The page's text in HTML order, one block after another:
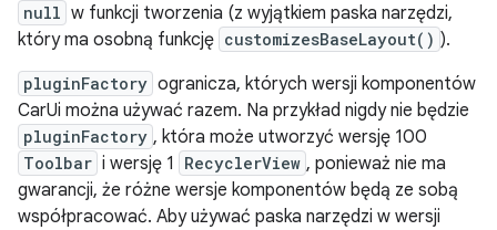
null w funkcji tworzenia (z wyjątkiem paska narzędzi,
który ma osobną funkcję customizesBaseLayout() ).
pluginFactory ogranicza, których wersji komponentów
CarUi można używać razem. Na przykład nigdy nie będzie
pluginFactory , która może utworzyć wersję 100
Toolbar i wersję 1 RecyclerView , ponieważ nie ma
gwarancji, że różne wersje komponentów będą ze sobą
współpracować. Aby używać paska narzędzi w wersji